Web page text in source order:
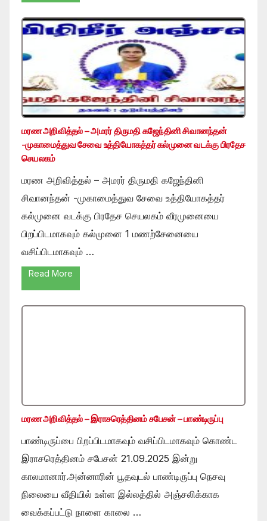
மரண அறிவித்தல் – அமரர் திருமதி கஜேந்தினி சிவானந்தன்
-முகாமைத்துவ சேவை உத்தியோகத்தர் கல்முனை வடக்கு பிரதேச
செயலகம்
மரண அறிவித்தல் – அமரர் திருமதி கஜேந்தினி
சிவானந்தன் -முகாமைத்துவ சேவை உத்தியோகத்தர்
கல்முனை வடக்கு பிரதேச செயலகம் வீரமுனையை
பிறப்பிடமாகவும் கல்முனை 1 மணற்சேனையை
வசிப்பிடமாகவும் …
Read More
மரண அறிவித்தல் – இராசரெத்தினம் சபேசன் – பாண்டிருப்பு
பாண்டிருப்பை பிறப்பிடமாகவும் வசிப்பிடமாகவும் கொண்ட
இராசரெத்தினம் சபேசன் 21.09.2025 இன்று
காலமானார்.அன்னாரின் பூதவுடல் பாண்டிருப்பு நெசவு
நிலையை வீதியில் உள்ள இல்லத்தில் அஞ்சலிக்காக
வைக்கப்பட்டு நாளை காலை …